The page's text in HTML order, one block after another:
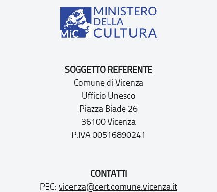
SOGGETTO REFERENTE
Comune di Vicenza
Ufficio Unesco
Piazza Biade 26
36100 Vicenza
P.IVA 00516890241
CONTATTI
PEC: vicenza@cert.comune.vicenza.it